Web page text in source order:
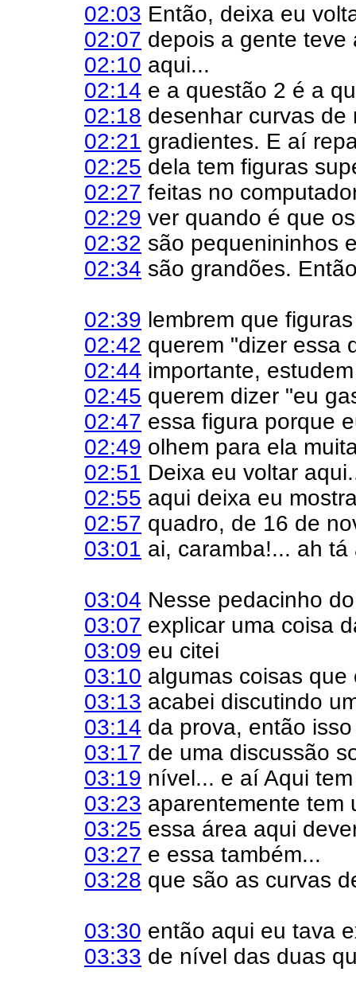
02:03 Então, deixa eu
02:07 depois a gente teve
02:10 aqui...
02:14 e a questão 2 é a
02:18 desenhar curvas de
02:21 gradientes. E aí
02:25 dela tem figuras
02:27 feitas no
02:29 ver quando é que
02:32 são pequenininhos
02:34 são grandões.
02:39 lembrem que
02:42 querem "dizer essa
02:44 importante,
02:45 querem dizer "eu
02:47 essa figura porque
02:49 olhem para ela
02:51 Deixa eu voltar
02:55 aqui deixa eu
02:57 quadro, de 16 de
03:01 ai, caramba!... ah tá
03:04 Nesse pedacinho
03:07 explicar uma coisa
03:09 eu citei
03:10 algumas coisas
03:13 acabei discutindo
03:14 da prova, então
03:17 de uma discussão
03:19 nível... e aí Aqui
03:23 aparentemente tem
03:25 essa área aqui
03:27 e essa também...
03:28 que são as curvas
03:30 então aqui eu tava
03:33 de nível das duas